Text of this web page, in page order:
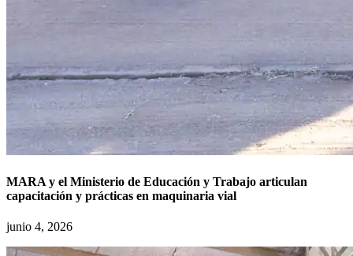
MARA y el Ministerio de Educación y Trabajo articulan
capacitación y prácticas en maquinaria vial
junio 4, 2026